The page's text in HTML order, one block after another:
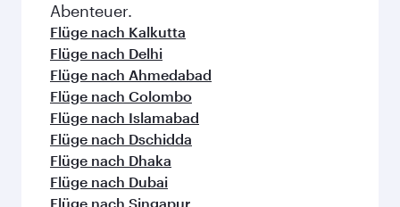
Abenteuer.
Flüge nach Kalkutta
Flüge nach Delhi
Flüge nach Ahmedabad
Flüge nach Colombo
Flüge nach Islamabad
Flüge nach Dschidda
Flüge nach Dhaka
Flüge nach Dubai
Flüge nach Singapur